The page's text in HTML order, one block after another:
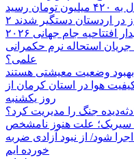
رسید
در اردستان دستگیر شدند
جام جهانی ۲۰۲۶
جریان استحاله نرم حکمرانی
علمی؟
بهبود وضعیت معیشتی هستند
هوا در استان کرمان از
روز یکشنبه
جنگ را مدیریت کرد؟
سیریک؛ علت هنوز نامشخص
شود/ از نبود آزادی ضربه
خورده ایم